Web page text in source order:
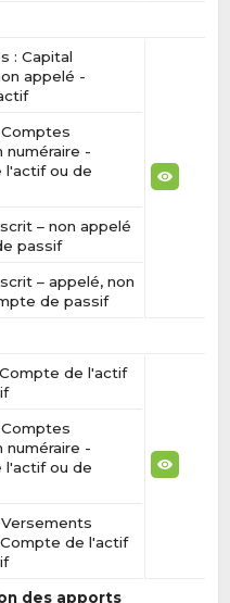
: Capital
appelé -
numéraire -
l'actif ou de
– non appelé
passif
– appelé, non
de passif
de l'actif
numéraire -
l'actif ou de
de l'actif
des apports